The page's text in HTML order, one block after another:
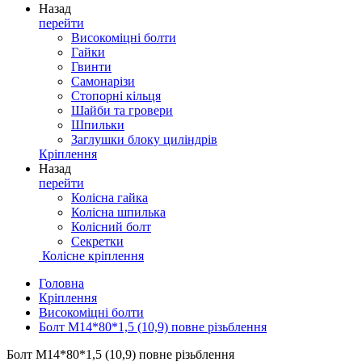
Назад
перейти
Високоміцні болти
Гайки
Гвинти
Самонарізи
Стопорні кільця
Шайби та гровери
Шпильки
Заглушки блоку циліндрів
Кріплення
Назад
перейти
Колісна гайка
Колісна шпилька
Колісний болт
Секретки
Колісне кріплення
Головна
Кріплення
Високоміцні болти
Болт М14*80*1,5 (10,9) повне різьблення
Болт М14*80*1,5 (10,9) повне різьблення